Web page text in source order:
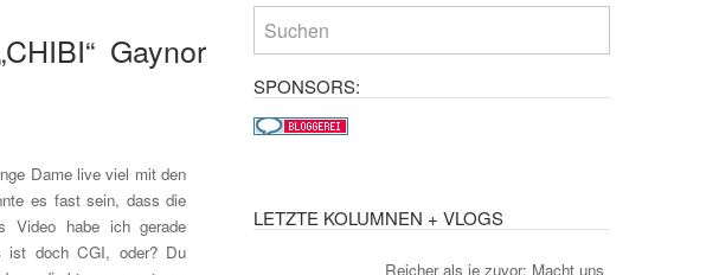
Gaynor
Dame live viel mit den
es fast sein, dass die
Video habe ich gerade
ist doch CGI, oder? Du
SPONSORS:
LETZTE KOLUMNEN + VLOGS
Reicher als je zuvor: Macht uns